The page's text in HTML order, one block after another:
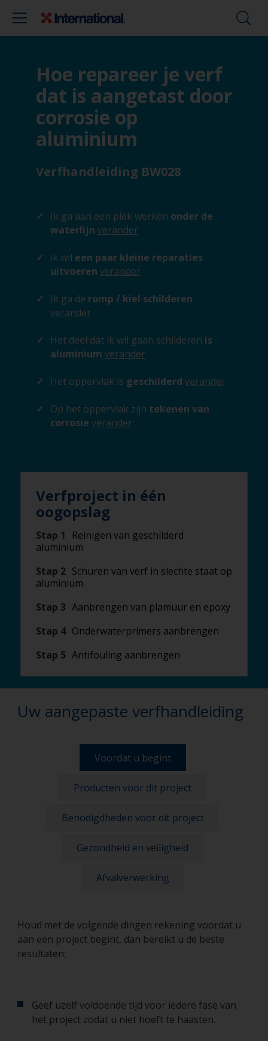
Hoe repareer je verf
dat is aangetast door
corrosie op
aluminium
Verfhandleiding BW028
Ik ga aan een plek werken onder de
waterlijn verander
ik wil een paar kleine reparaties
uitvoeren verander
Ik ga de romp / kiel schilderen
verander
Het deel dat ik wil gaan schilderen is
aluminium verander
Het oppervlak is geschilderd verander
Op het oppervlak zijn tekenen van
corrosie verander
Verfproject in één
oogopslag
Stap 1
Reinigen van geschilderd
aluminium
Stap 2 Schuren van verf in slechte staat op
aluminium
Stap 3 Aanbrengen van plamuur en epoxy
Stap 4 Onderwaterprimers aanbrengen
Stap 5 Antifouling aanbrengen
Uw aangepaste verfhandleiding
Voordat u begint
Producten voor dit project
Benodigdheden voor dit project
Gezondheid en veiligheid
Afvalverwerking
Houd met de volgende dingen rekening voordat u
aan een project begint, dan bereikt u de beste
resultaten:
Geef uzelf voldoende tijd voor iedere fase van
het project zodat u niet hoeft te haasten.